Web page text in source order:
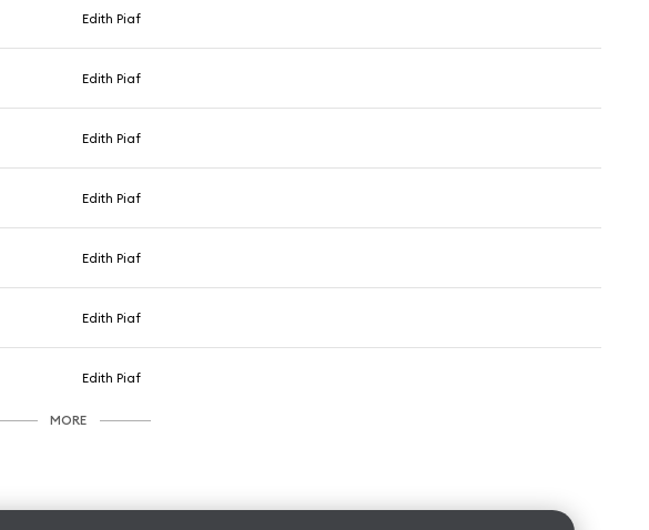
Edith Piaf
Edith Piaf
Edith Piaf
Edith Piaf
Edith Piaf
Edith Piaf
Edith Piaf
MORE